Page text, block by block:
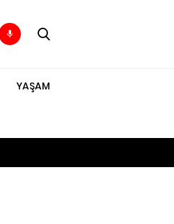
YAŞAM